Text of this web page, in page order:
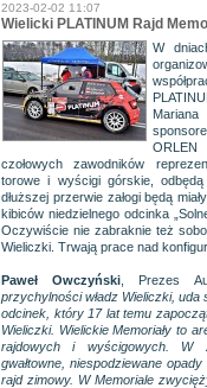
2023-02-02 11:07
Wielicki PLATINUM Rajd
W
ORLEN
czołowych zawodników
torowe i wyścigi górskie,
dłuższej przerwie załogi będą
kibiców niedzielnego odcinka
Oczywiście nie zabraknie też
Wieliczki. Trwają prace nad
Paweł Owczyński , Prezes
przychylności władz Wieliczki,
odcinek, który 17 lat temu
Wieliczki. Wielickie Memoriały to
rajdowych i wyścigowych. W
gwałtowne, niespodziewane
rajd zimowy. W Memoriale